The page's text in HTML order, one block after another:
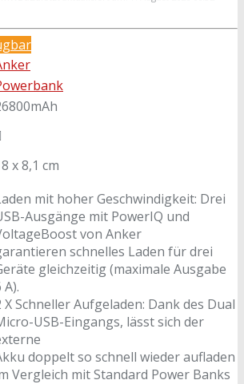
x 8,1 cm
mit hoher Geschwindigkeit: Drei
Ausgänge mit PowerIQ und
von Anker
schnelles Laden für drei
gleichzeitig (maximale Ausgabe
A).
X Schneller Aufgeladen: Dank des Dual
USB-Eingangs, lässt sich der
doppelt so schnell wieder aufladen
Vergleich mit Standard Power Banks